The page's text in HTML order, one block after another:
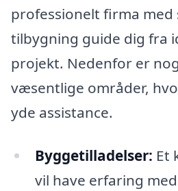
professionelt firma med
tilbygning guide dig fra
projekt. Nedenfor er
væsentlige områder,
yde assistance.
Byggetilladelser: Et
vil have erfaring